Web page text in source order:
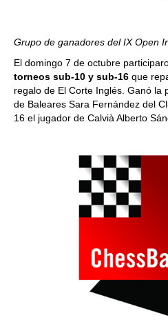
Grupo de ganadores del IX Open
El domingo 7 de octubre
torneos sub-10 y sub-16 que
regalo de El Corte Inglés. Ganó la
de Baleares Sara Fernández del
16 el jugador de Calvià Alberto